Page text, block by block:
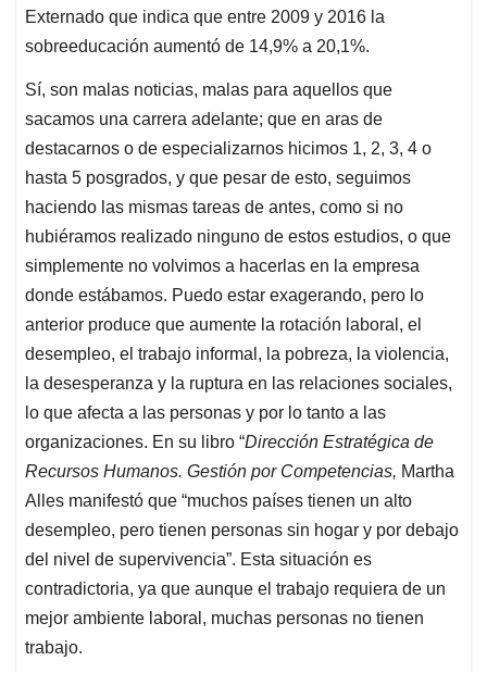
Externado que indica que entre 2009 y 2016 la
sobreeducación aumentó de 14,9% a 20,1%.
Sí, son malas noticias, malas para aquellos que
sacamos una carrera adelante; que en aras de
destacarnos o de especializarnos hicimos 1, 2, 3, 4 o
hasta 5 posgrados, y que pesar de esto, seguimos
haciendo las mismas tareas de antes, como si no
hubiéramos realizado ninguno de estos estudios, o que
simplemente no volvimos a hacerlas en la empresa
donde estábamos. Puedo estar exagerando, pero lo
anterior produce que aumente la rotación laboral, el
desempleo, el trabajo informal, la pobreza, la violencia,
la desesperanza y la ruptura en las relaciones sociales,
lo que afecta a las personas y por lo tanto a las
organizaciones. En su libro “Dirección Estratégica de
Recursos Humanos. Gestión por Competencias, Martha
Alles manifestó que “muchos países tienen un alto
desempleo, pero tienen personas sin hogar y por debajo
del nivel de supervivencia”. Esta situación es
contradictoria, ya que aunque el trabajo requiera de un
mejor ambiente laboral, muchas personas no tienen
trabajo.